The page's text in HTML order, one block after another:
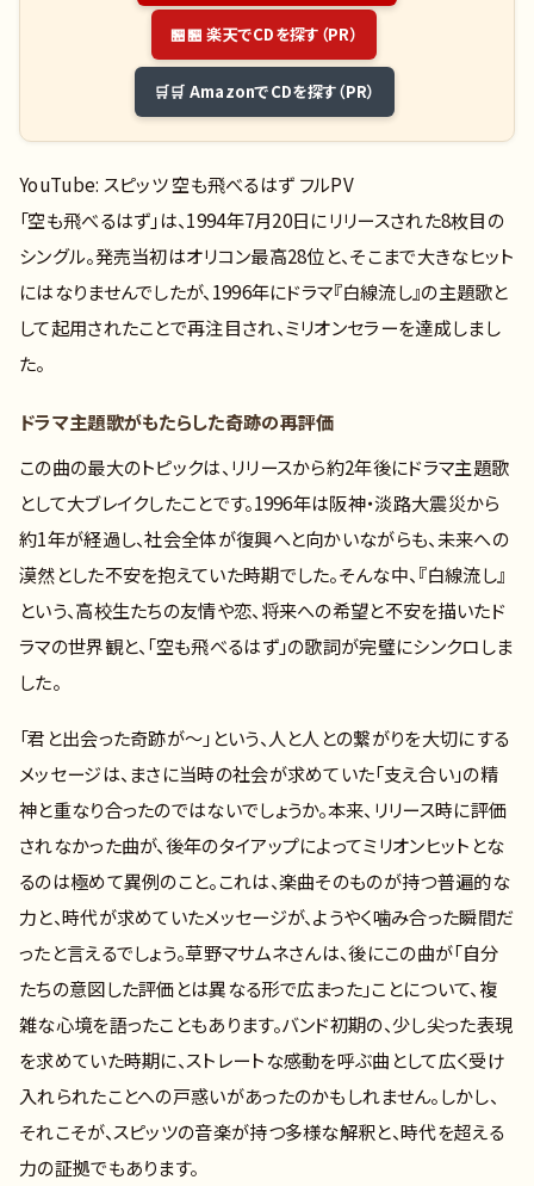
🏪 楽天でCDを探す（PR）
🛒 AmazonでCDを探す（PR）
YouTube: スピッツ 空も飛べるはず フルPV
「空も飛べるはず」は、1994年7月20日にリリースされた8枚目の
シングル。発売当初はオリコン最高28位と、そこまで大きなヒット
にはなりませんでしたが、1996年にドラマ『白線流し』の主題歌と
して起用されたことで再注目され、ミリオンセラーを達成しまし
た。
ドラマ主題歌がもたらした奇跡の再評価
この曲の最大のトピックは、リリースから約2年後にドラマ主題歌
として大ブレイクしたことです。1996年は阪神・淡路大震災から
約1年が経過し、社会全体が復興へと向かいながらも、未来への
漠然とした不安を抱えていた時期でした。そんな中、『白線流し』
という、高校生たちの友情や恋、将来への希望と不安を描いたド
ラマの世界観と、「空も飛べるはず」の歌詞が完璧にシンクロしま
した。
「君と出会った奇跡が〜」という、人と人との繋がりを大切にする
メッセージは、まさに当時の社会が求めていた「支え合い」の精
神と重なり合ったのではないでしょうか。本来、リリース時に評価
されなかった曲が、後年のタイアップによってミリオンヒットとな
るのは極めて異例のこと。これは、楽曲そのものが持つ普遍的な
力と、時代が求めていたメッセージが、ようやく噛み合った瞬間だ
ったと言えるでしょう。草野マサムネさんは、後にこの曲が「自分
たちの意図した評価とは異なる形で広まった」ことについて、複
雑な心境を語ったこともあります。バンド初期の、少し尖った表現
を求めていた時期に、ストレートな感動を呼ぶ曲として広く受け
入れられたことへの戸惑いがあったのかもしれません。しかし、
それこそが、スピッツの音楽が持つ多様な解釈と、時代を超える
力の証拠でもあります。